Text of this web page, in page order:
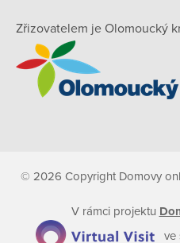
Zřizovatelem je Olomoucký
© 2026 Copyright Domovy
V rámci projektu
ve